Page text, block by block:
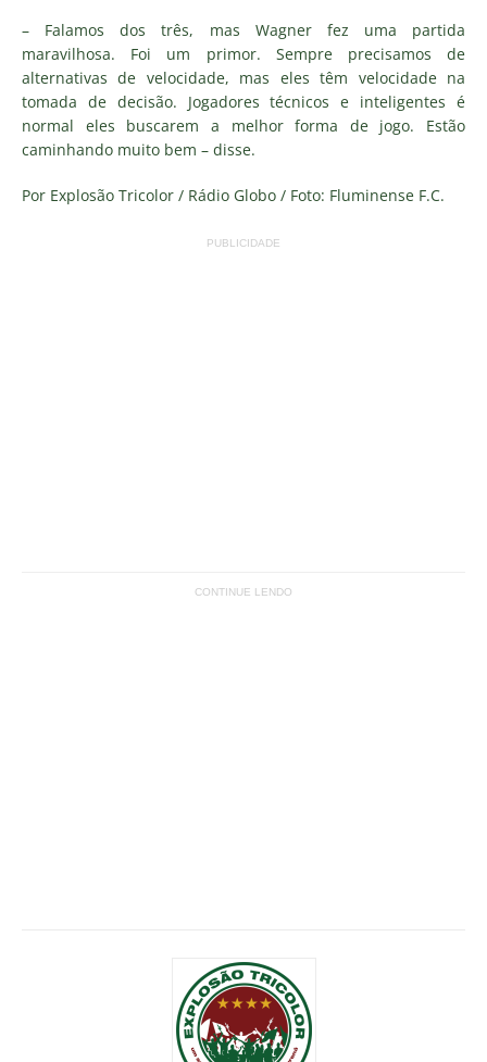
– Falamos dos três, mas Wagner fez uma partida
maravilhosa. Foi um primor. Sempre precisamos de
alternativas de velocidade, mas eles têm velocidade na
tomada de decisão. Jogadores técnicos e inteligentes é
normal eles buscarem a melhor forma de jogo. Estão
caminhando muito bem – disse.
Por Explosão Tricolor / Rádio Globo / Foto: Fluminense F.C.
PUBLICIDADE
CONTINUE LENDO